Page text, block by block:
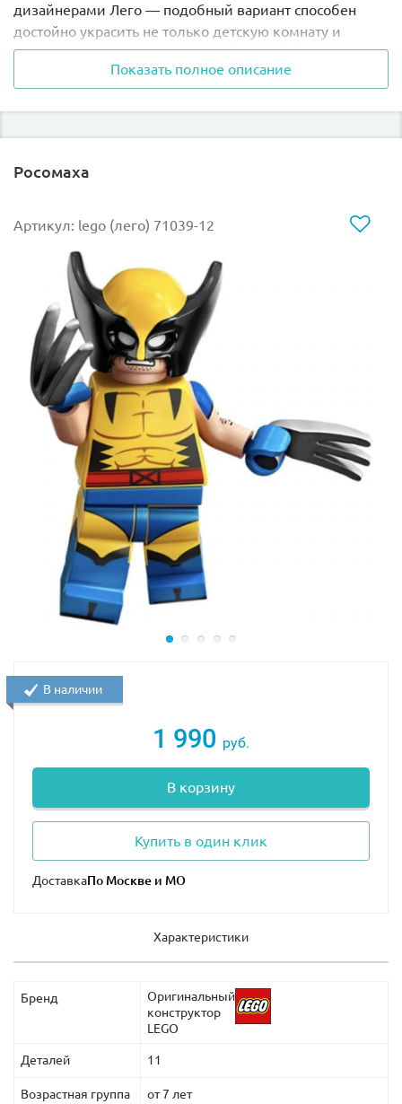
дизайнерами Лего — подобный вариант способен
достойно украсить не только детскую комнату и
игровую зону, но и гостиную, кабинет, библиотеку и
Комплектация конструктора Лего 40559:
(калифорнийской кукушки) в сине-фиолетовом
клювом. Именно таким Road Runner создал
Джонсон.
Фигурка из кубиков Lego Дикий Койот в бежево-
коричневом цвете, с высоко посаженными
ушами. Мультяшный герой очень узнаваем,
создается впечатление, что, еще секунда, и Wile
E. Coyote сорвется с места, чтобы снова устроить
взбучку Бегуну.
Несмотря на то, что набор задумывался как
сувенирный, сборные фигурки вполне подойдут и для
Размеры каждой фигурки в собранном виде: 10х4х6
Показать полное описание
Росомаха
Артикул: lego (лего) 71039-12
1 990 руб.
В корзину
Купить в один клик
Доставка
В наличии
Характеристики
Бренд
Оригинальный
конструктор
LEGO
Деталей 11
Возрастная группа от 7 лет